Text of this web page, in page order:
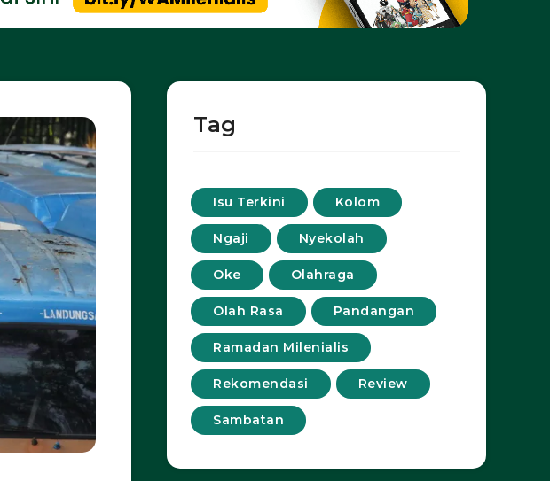
Tag
Isu Terkini Kolom
Ngaji Nyekolah
Oke Olahraga
Olah Rasa Pandangan
Ramadan Milenialis
Rekomendasi Review
Sambatan